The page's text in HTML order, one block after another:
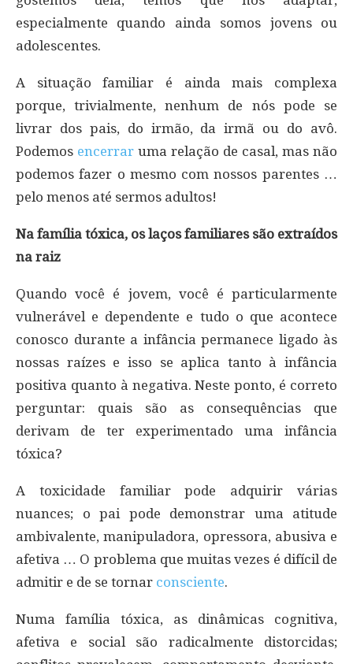
especialmente quando ainda somos jovens ou
adolescentes.
A situação familiar é ainda mais complexa
porque, trivialmente, nenhum de nós pode se
livrar dos pais, do irmão, da irmã ou do avô.
Podemos encerrar uma relação de casal, mas não
podemos fazer o mesmo com nossos parentes …
pelo menos até sermos adultos!
Na família tóxica, os laços familiares são extraídos
na raiz
Quando você é jovem, você é particularmente
vulnerável e dependente e tudo o que acontece
conosco durante a infância permanece ligado às
nossas raízes e isso se aplica tanto à infância
positiva quanto à negativa. Neste ponto, é correto
perguntar: quais são as consequências que
derivam de ter experimentado uma infância
tóxica?
A toxicidade familiar pode adquirir várias
nuances; o pai pode demonstrar uma atitude
ambivalente, manipuladora, opressora, abusiva e
afetiva … O problema que muitas vezes é difícil de
admitir e de se tornar consciente.
Numa família tóxica, as dinâmicas cognitiva,
afetiva e social são radicalmente distorcidas;